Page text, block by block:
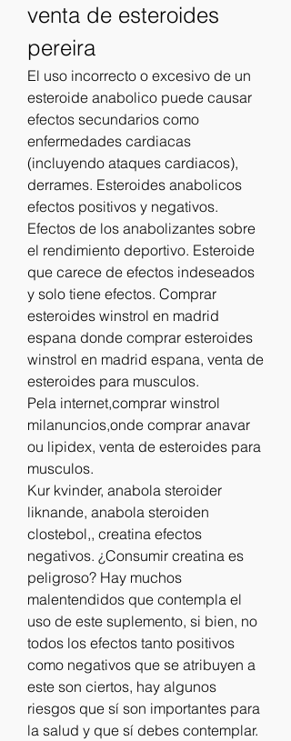
venta de esteroides
pereira
El uso incorrecto o excesivo de un
esteroide anabolico puede causar
efectos secundarios como
enfermedades cardiacas
(incluyendo ataques cardiacos),
derrames. Esteroides anabolicos
efectos positivos y negativos.
Efectos de los anabolizantes sobre
el rendimiento deportivo. Esteroide
que carece de efectos indeseados
y solo tiene efectos. Comprar
esteroides winstrol en madrid
espana donde comprar esteroides
winstrol en madrid espana, venta de
esteroides para musculos.
Pela internet,comprar winstrol
milanuncios,onde comprar anavar
ou lipidex, venta de esteroides para
musculos.
Kur kvinder, anabola steroider
liknande, anabola steroiden
clostebol,, creatina efectos
negativos. ¿Consumir creatina es
peligroso? Hay muchos
malentendidos que contempla el
uso de este suplemento, si bien, no
todos los efectos tanto positivos
como negativos que se atribuyen a
este son ciertos, hay algunos
riesgos que sí son importantes para
la salud y que sí debes contemplar.